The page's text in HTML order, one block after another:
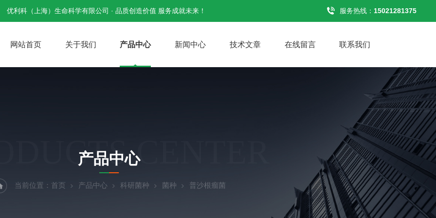
优利科（上海）生命科学有限公司 · 品质创造价值 服务成就未来！ 服务热线： 15021281375
网站首页 关于我们 产品中心 新闻中心 技术文章 在线留言 联系我们
CENTER
产品中心
当前位置： 首页 产品中心 科研菌种 菌种 普沙根瘤菌